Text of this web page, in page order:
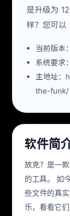
是升级为
样？您可以
当前版本
系统要求
主地址
the-funk/
软件简
放克？是一
的工具。 如
些文件的真
乐，看看它